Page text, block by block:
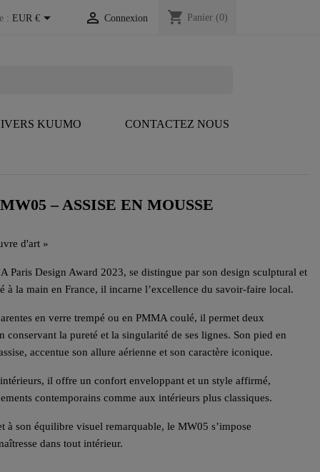
: EUR €  Connexion shopping_cart Panier (0)
KUUMO CONTACTEZ NOUS
– ASSISE EN MOUSSE
d'art »
Paris Design Award 2023, se distingue par son design sculptural et
à la main en France, il incarne l’excellence du savoir-faire local.
en verre trempé ou en PMMA coulé, il permet deux
conservant la pureté et la singularité de ses lignes. Son pied en
accentue son allure aérienne et son caractère iconique.
il offre un confort enveloppant et un style affirmé,
contemporains comme aux intérieurs plus classiques.
à son équilibre visuel remarquable, le MW05 s’impose
dans tout intérieur.